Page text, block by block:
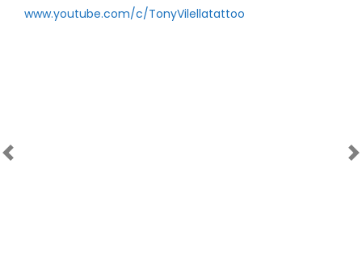
www.youtube.com/c/TonyVilellatattoo
Próximo